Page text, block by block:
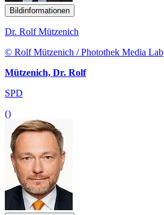
Bildinformationen
Dr. Rolf Mützenich
© Rolf Mützenich / Photothek Media Lab
Mützenich, Dr. Rolf
SPD
()